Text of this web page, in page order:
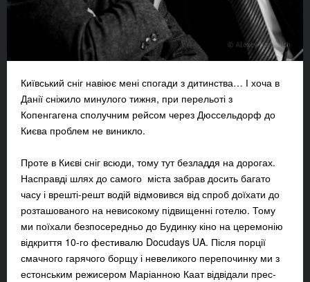
Київський сніг навіює мені спогади з дитинства… І хоча в
Данії сніжило минулого тижня, при перельоті з
Копенгагена сполучним рейсом через Дюссельдорф до
Києва проблем не виникло.
Проте в Києві сніг всюди, тому тут безладдя на дорогах.
Насправді шлях до самого міста забрав досить багато
часу і врешті-решт водій відмовився від спроб доїхати до
розташованого на невисокому підвищенні готелю. Тому
ми поїхали безпосередньо до Будинку кіно на церемонію
відкриття 10-го фестивалю Docudays UA. Після порції
смачного гарячого борщу і невеликого перепочинку ми з
естонським режисером Маріанною Каат відвідали прес-